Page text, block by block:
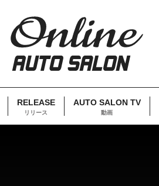
RELEASE
リリース
AUTO SALON TV
動画